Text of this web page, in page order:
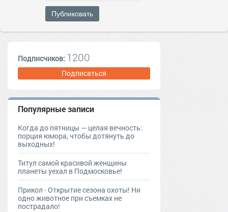
Публиковать
Подписчиков: 1200
Подписаться
Популярные записи
Когда до пятницы — целая вечность:
порция юмора, чтобы дотянуть до
выходных!
Титул самой красивой женщины
планеты уехал в Подмосковье!
Прикол - Открытие сезона охоты! Ни
одно животное при съемках не
пострадало!